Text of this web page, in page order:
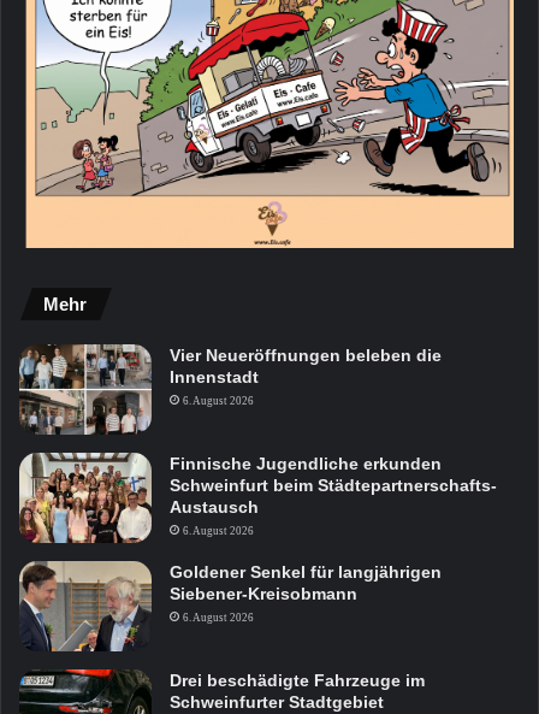
Mehr
Vier Neueröffnungen beleben die
Innenstadt
6. August 2026
Finnische Jugendliche erkunden
Schweinfurt beim Städtepartnerschafts-
Austausch
6. August 2026
Goldener Senkel für langjährigen
Siebener-Kreisobmann
6. August 2026
Drei beschädigte Fahrzeuge im
Schweinfurter Stadtgebiet